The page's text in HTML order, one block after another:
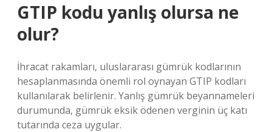
GTIP kodu yanlış olursa ne
olur?
İhracat rakamları, uluslararası gümrük kodlarının
hesaplanmasında önemli rol oynayan GTIP kodları
kullanılarak belirlenir. Yanlış gümrük beyannameleri
durumunda, gümrük eksik ödenen verginin üç katı
tutarında ceza uygular.